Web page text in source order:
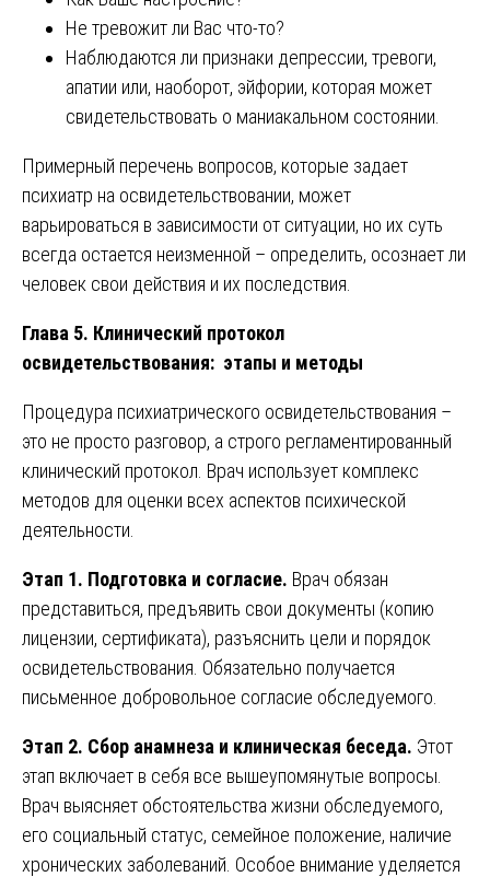
Не тревожит ли Вас что-то?
Наблюдаются ли признаки депрессии, тревоги,
апатии или, наоборот, эйфории, которая может
свидетельствовать о маниакальном состоянии.
Примерный перечень вопросов, которые задает
психиатр на освидетельствовании, может
варьироваться в зависимости от ситуации, но их суть
всегда остается неизменной – определить, осознает ли
человек свои действия и их последствия.
Глава 5. Клинический протокол
освидетельствования: этапы и методы
Процедура психиатрического освидетельствования –
это не просто разговор, а строго регламентированный
клинический протокол. Врач использует комплекс
методов для оценки всех аспектов психической
деятельности.
Этап 1. Подготовка и согласие. Врач обязан
представиться, предъявить свои документы (копию
лицензии, сертификата), разъяснить цели и порядок
освидетельствования. Обязательно получается
письменное добровольное согласие обследуемого.
Этап 2. Сбор анамнеза и клиническая беседа. Этот
этап включает в себя все вышеупомянутые вопросы.
Врач выясняет обстоятельства жизни обследуемого,
его социальный статус, семейное положение, наличие
хронических заболеваний. Особое внимание уделяется